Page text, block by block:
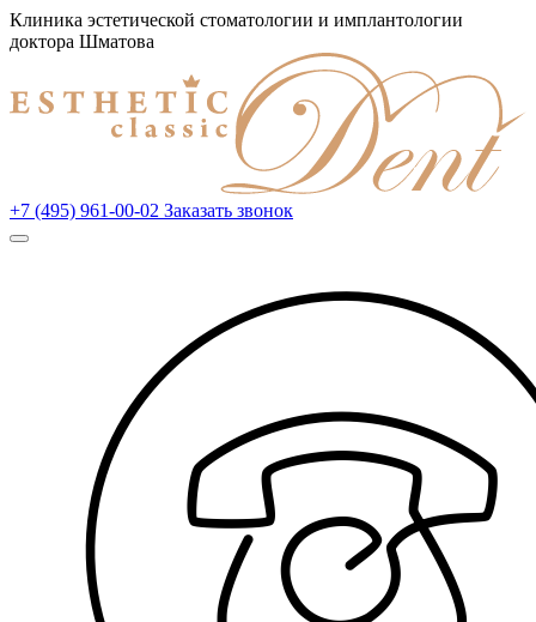
Клиника эстетической стоматологии и имплантологии
доктора Шматова
+7 (495) 961-00-02 Заказать звонок